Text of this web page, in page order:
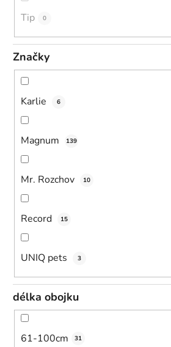
Tip 0
Značky
Karlie 6
Magnum 139
Mr. Rozchov 10
Record 15
UNIQ pets 3
délka obojku
61-100cm 31